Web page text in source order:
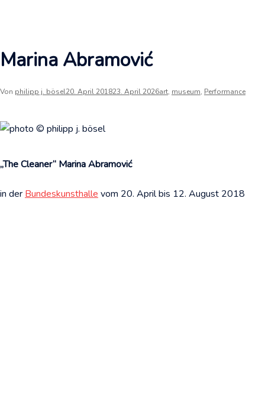
Marina Abramović
Von philipp j. bösel20. April 201823. April 2026art, museum, Per­for­mance
„The Cleaner“ Marina Abramović
in der Bundeskunsthalle vom 20. April bis 12. August 2018